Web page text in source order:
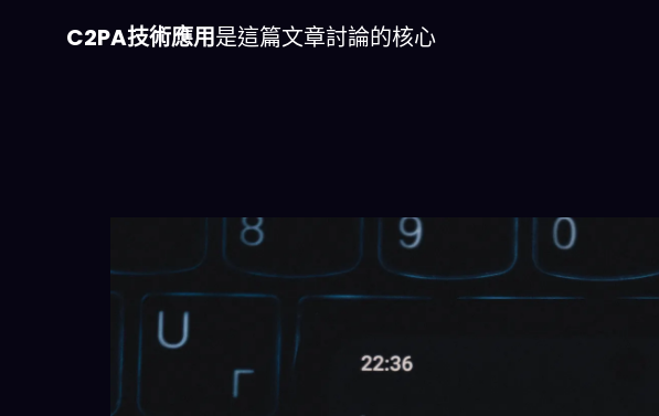
C2PA技術應用是這篇文章討論的核心